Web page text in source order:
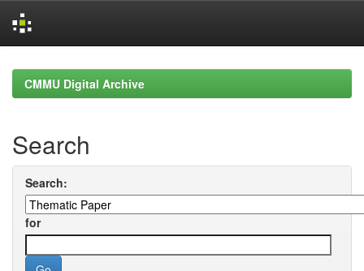
navigationCMMU Digital Archive
Search
Search:
for